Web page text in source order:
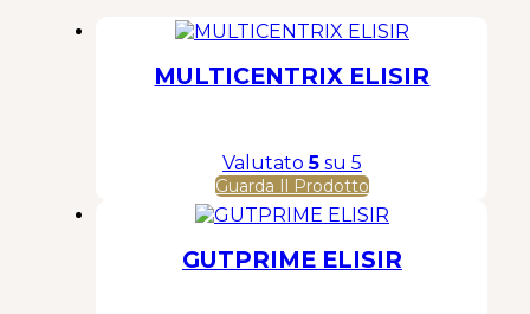
MULTICENTRIX ELISIR
Valutato5su 5
Guarda Il Prodotto
GUTPRIME ELISIR